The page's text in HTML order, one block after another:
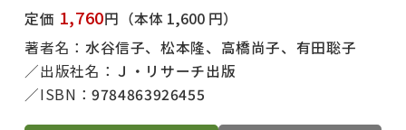
定価 1,760円 （本体 1,600 円）
著者名： 水谷信子、松本隆、高橋尚子、有田聡子
出版社名： Ｊ・リサーチ出版
ISBN：9784863926455